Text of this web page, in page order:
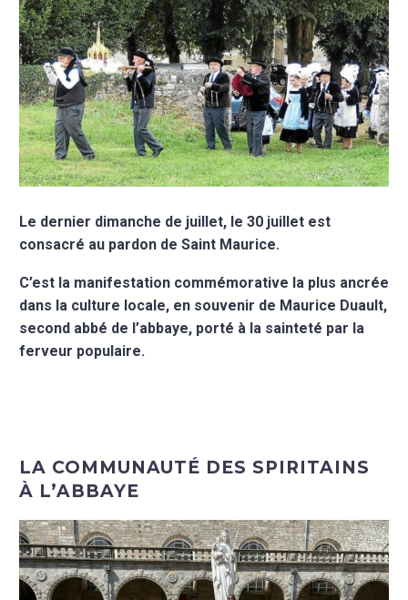
Le dernier dimanche de juillet, le 30 juillet est
consacré au pardon de Saint Maurice.
C’est la manifestation commémorative la plus ancrée
dans la culture locale, en souvenir de Maurice Duault,
second abbé de l’abbaye, porté à la sainteté par la
ferveur populaire.
LA COMMUNAUTÉ DES SPIRITAINS
À L’ABBAYE